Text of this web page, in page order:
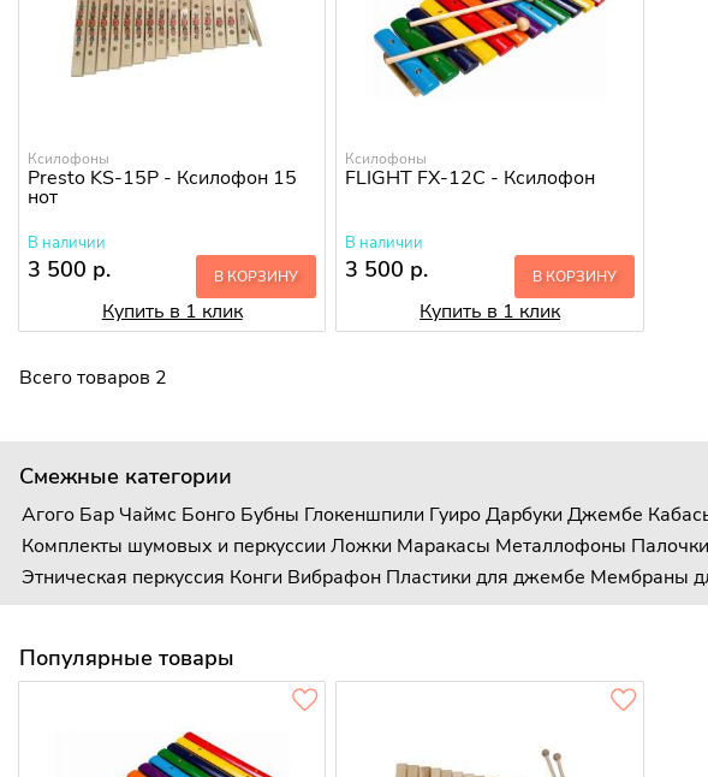
Ксилофоны
Presto KS-15P - Ксилофон 15
нот
В наличии
3 500 р. В КОРЗИНУ
Купить в 1 клик
Ксилофоны
FLIGHT FX-12C - Ксилофон
В наличии
3 500 р. В КОРЗИНУ
Купить в 1 клик
Всего товаров 2
Смежные категории
Агого Бар Чаймс Бонго Бубны Глокеншпили ГуироДарбуки Джембе
Комплекты шумовых и перкуссии Ложки Маракасы Металлофоны
Этническая перкуссия Конги Вибрафон Пластики для джембе Мембраны
Популярные товары